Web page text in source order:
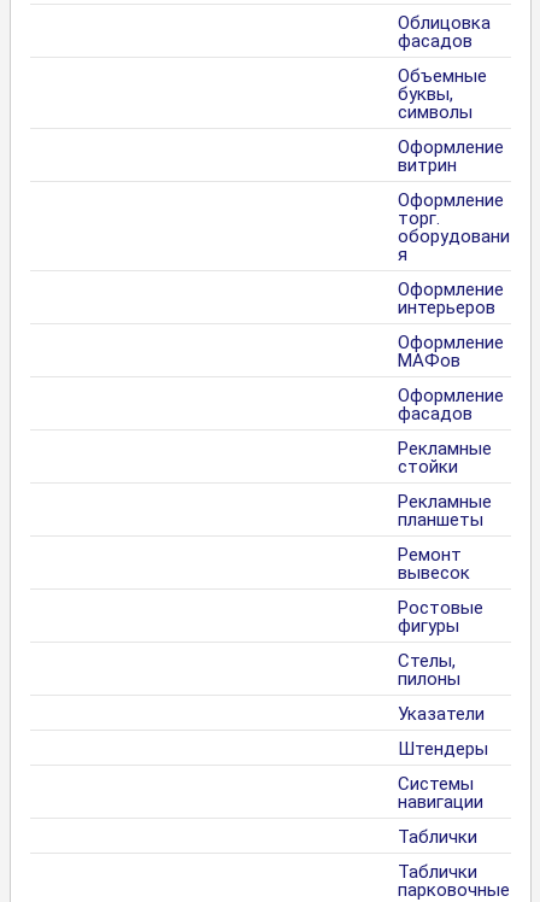
Облицовка
фасадов
Объемные
буквы,
символы
Оформление
витрин
Оформление
торг.
оборудовани
я
Оформление
интерьеров
Оформление
МАФов
Оформление
фасадов
Рекламные
стойки
Рекламные
планшеты
Ремонт
вывесок
Ростовые
фигуры
Стелы,
пилоны
Указатели
Штендеры
Системы
навигации
Таблички
Таблички
парковочные